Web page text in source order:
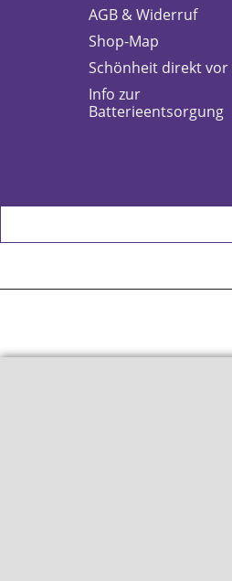
AGB & Widerruf
Shop-Map
Schönheit direkt
Info zur
Batterieentsorgung